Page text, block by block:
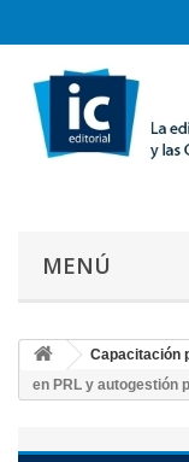
MENÚ
Capacitación
en PRL y autogestión